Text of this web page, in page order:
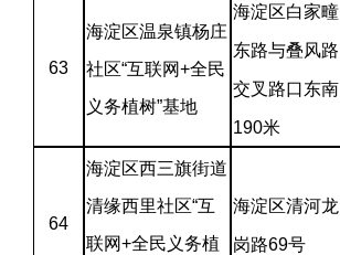
63
海淀区温泉镇杨庄
社区“互联网+全民
义务植树”基地
海淀区白家疃
东路与叠风路
交叉路口东南
190米
64
海淀区西三旗街道
清缘西里社区“互
联网+全民义务植
海淀区清河龙
岗路69号